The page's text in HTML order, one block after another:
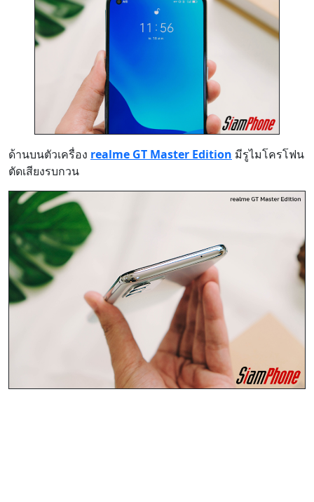
ด้านบนตัวเครื่อง realme GT Master Edition มีรูไมโครโฟน
ตัดเสียงรบกวน